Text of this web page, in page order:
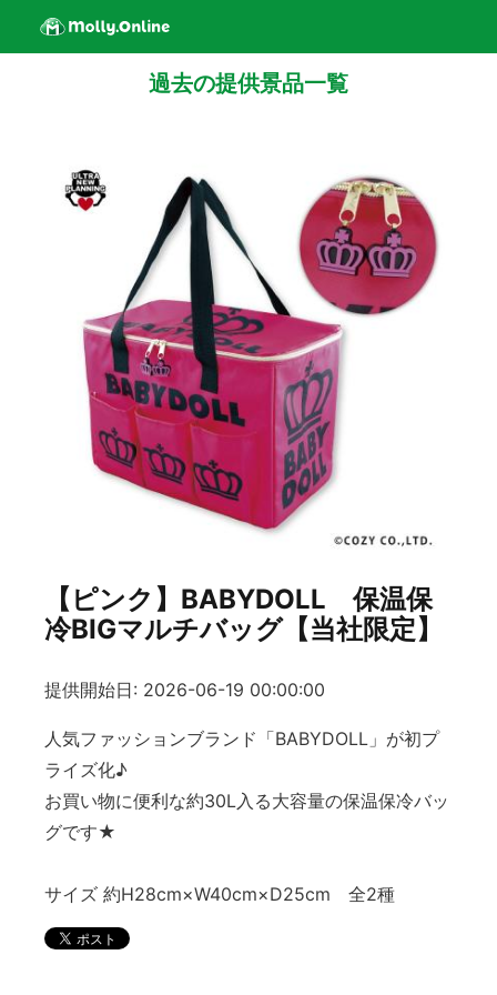
過去の提供景品一覧
【ピンク】BABYDOLL 保温保
冷BIGマルチバッグ【当社限定】
提供開始日: 2026-06-19 00:00:00
人気ファッションブランド「BABYDOLL」が初プ
ライズ化♪
お買い物に便利な約30L入る大容量の保温保冷バッ
グです★
サイズ 約H28cm×W40cm×D25cm 全2種